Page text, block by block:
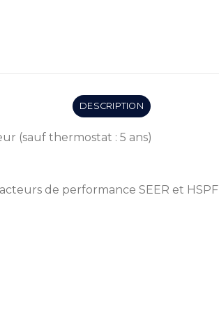
DESCRIPTION
(sauf thermostat : 5 ans)
de performance SEER et HSPF